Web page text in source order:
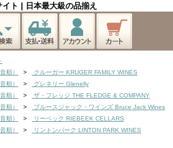
ト | 日本最大級の品揃え
順） >
クルーガー KRUGER FAMILY WINES
順） >
グレネリー Glenelly
順） >
ザ・フレッジ THE FLEDGE & COMPANY
順） >
ブルースジャック・ワインズ Bruce Jack Wines
順） >
リーベック RIEBEEK CELLARS
順） >
リントンパーク LINTON PARK WINES